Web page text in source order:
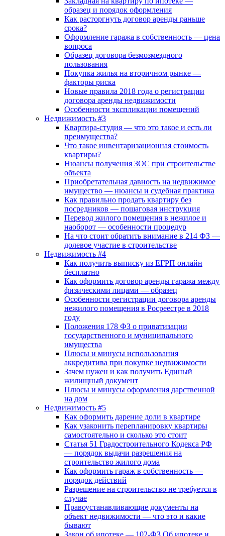
образец и порядок оформления
Как расторгнуть договор аренды раньше
срока?
Оформление гаража в собственность — цена
вопроса
Образец договора безмозмездного
пользования
Покупка жилья на вторичном рынке —
факторы риска
Новые правила 2018 года о регистрации
договора аренды недвижимости
Особенности экспликации помещений
Недвижимость #3
Квартира-студия — что это такое и есть ли
преимущества?
Что такое инвентаризационная стоимость
квартиры?
Нюансы получения ЗОС при строительстве
объекта
Приобретательная давность на недвижимое
имущество — нюансы и судебная практика
Как правильно продать квартиру без
посредников — пошаговая инструкция
Перевод жилого помещения в нежилое и
наоборот — особенности процедур
На что стоит обратить внимание в 214 ФЗ —
долевое участие в строительстве
Недвижимость #4
Как получить выписку из ЕГРП онлайн
бесплатно
Как оформить договор аренды гаража между
физическими лицами — образец
Особенности регистрации договора аренды
нежилого помещения в Росреестре в 2018
году
Положения 178 ФЗ о приватизации
государственного и муниципального
имущества
Плюсы и минусы использования
аккредитива при покупке недвижимости
Зачем нужен и как получить Единый
жилищный документ
Плюсы и минусы оформления дарственной
на дом
Недвижимость #5
Как оформить дарение доли в квартире
Как узаконить перепланировку квартиры
самостоятельно и сколько это стоит
Статья 51 Градостроительного Кодекса РФ
— порядок выдачи разрешения на
строительство жилого дома
Как оформить гараж в собственность —
порядок действий
Разрешение на строительство не требуется в
случае
Правоустанавливающие документы на
объект недвижимости — что это и какие
бывают
Закон об ипотеке — 102-ФЗ Об ипотеке и